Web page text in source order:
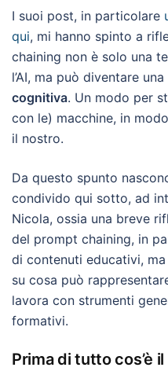
I suoi post, in particolare
qui, mi hanno spinto a
chaining non è solo una
l’AI, ma può diventare
cognitiva. Un modo per
con le) macchine, in
il nostro.
Da questo spunto
condivido qui sotto, ad
Nicola, ossia una breve
del prompt chaining, in
di contenuti educativi,
su cosa può
lavora con strumenti
formativi.
Prima di tutto cos’è